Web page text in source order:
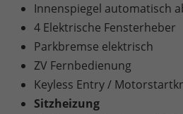
Innenspiegel automatisch
4 Elektrische Fensterheber
Parkbremse elektrisch
ZV Fernbedienung
Keyless Entry /
Sitzheizung